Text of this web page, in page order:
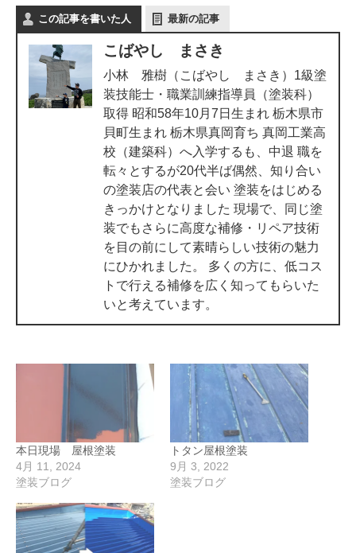
この記事を書いた人 最新の記事
こばやし まさき
小林 雅樹（こばやし まさき）1級塗
装技能士・職業訓練指導員（塗装科）
取得 昭和58年10月7日生まれ 栃木県市
貝町生まれ 栃木県真岡育ち 真岡工業高
校（建築科）へ入学するも、中退 職を
転々とするが20代半ば偶然、知り合い
の塗装店の代表と会い 塗装をはじめる
きっかけとなりました 現場で、同じ塗
装でもさらに高度な補修・リペア技術
を目の前にして素晴らしい技術の魅力
にひかれました。 多くの方に、低コス
トで行える補修を広く知ってもらいた
いと考えています。
本日現場 屋根塗装
4月 11, 2024
塗装ブログ
トタン屋根塗装
9月 3, 2022
塗装ブログ